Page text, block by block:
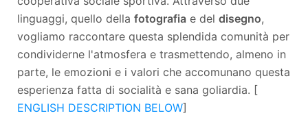
linguaggi, quello della fotografia e del disegno,
vogliamo raccontare questa splendida comunità per
condividerne l'atmosfera e trasmettendo, almeno in
parte, le emozioni e i valori che accomunano questa
esperienza fatta di socialità e sana goliardia. [
ENGLISH DESCRIPTION BELOW]